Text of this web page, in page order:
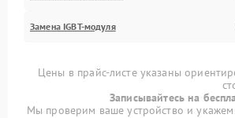
Замена IGBT-модуля
Цены в прайс-листе указаны
Записывайтесь на
Мы проверим ваше устройство и укажем